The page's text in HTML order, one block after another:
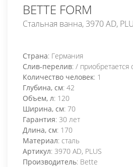
BETTE FORM
Стальная ванна, 3970 AD,
Страна: Германия
Слив-перелив: / приобретается
Количество человек: 1
Глубина, см: 42
Объем, л: 120
Ширина, см: 70
Гарантия: 30 лет
Длина, см: 170
Материал: сталь
Артикул: 3970 AD, PLUS
Производитель: Bette